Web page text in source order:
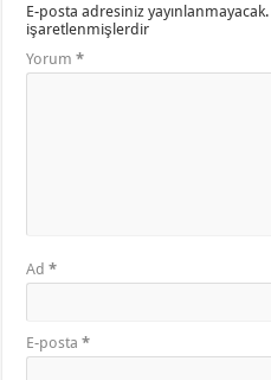
E-posta adresiniz yayınlanmayacak.
işaretlenmişlerdir
Yorum*
Ad*
E-posta*